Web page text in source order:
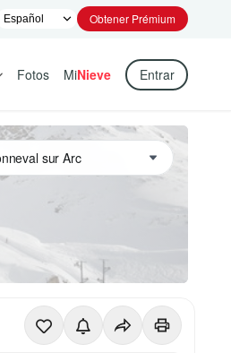
Obtener Prémium
Fotos MiNieve Entrar